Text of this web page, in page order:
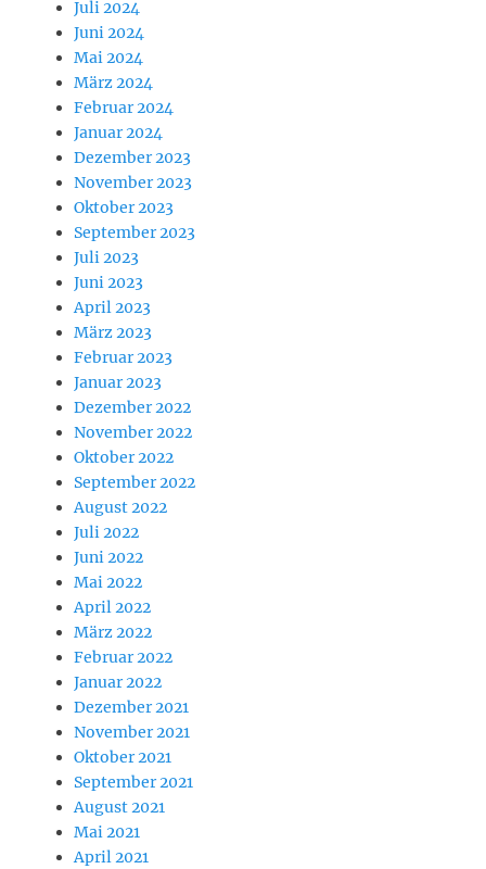
Juli 2024
Juni 2024
Mai 2024
März 2024
Februar 2024
Januar 2024
Dezember 2023
November 2023
Oktober 2023
September 2023
Juli 2023
Juni 2023
April 2023
März 2023
Februar 2023
Januar 2023
Dezember 2022
November 2022
Oktober 2022
September 2022
August 2022
Juli 2022
Juni 2022
Mai 2022
April 2022
März 2022
Februar 2022
Januar 2022
Dezember 2021
November 2021
Oktober 2021
September 2021
August 2021
Mai 2021
April 2021